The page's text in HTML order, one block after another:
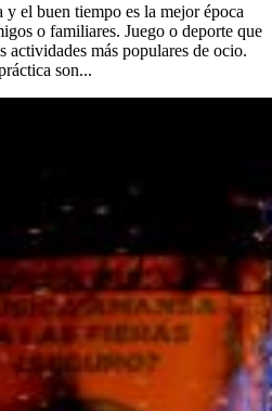
el buen tiempo es la mejor época
o familiares. Juego o deporte que
actividades más populares de ocio.
son...